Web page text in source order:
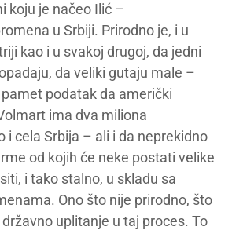
koju je načeo Ilić –
u Srbiji. Prirodno je, i u
kao i u svakoj drugoj, da jedni
da veliki gutaju male –
podatak da američki
ima dva miliona
i cela Srbija – ali i da neprekidno
od kojih će neke postati velike
i tako stalno, u skladu sa
Ono što nije prirodno, što
uplitanje u taj proces. To